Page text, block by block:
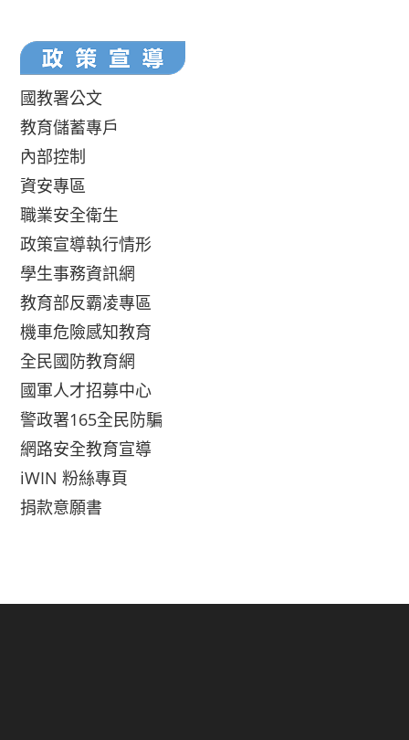
國教署公文
教育儲蓄專戶
內部控制
資安專區
職業安全衛生
政策宣導執行情形
學生事務資訊網
教育部反霸凌專區
機車危險感知教育
全民國防教育網
國軍人才招募中心
警政署165全民防騙
網路安全教育宣導
iWIN 粉絲專頁
捐款意願書